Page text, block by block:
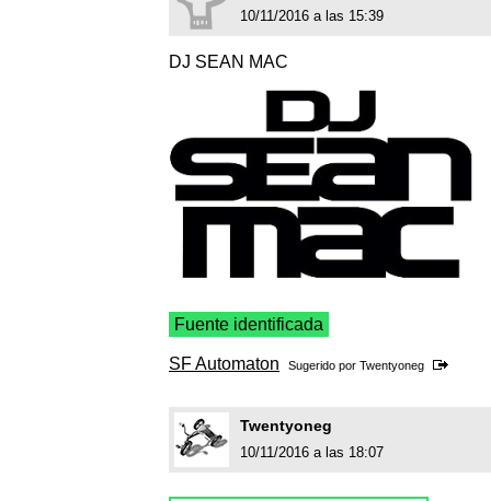
10/11/2016 a las 15:39
DJ SEAN MAC
Fuente identificada
SF Automaton Sugerido por Twentyoneg
Twentyoneg
10/11/2016 a las 18:07